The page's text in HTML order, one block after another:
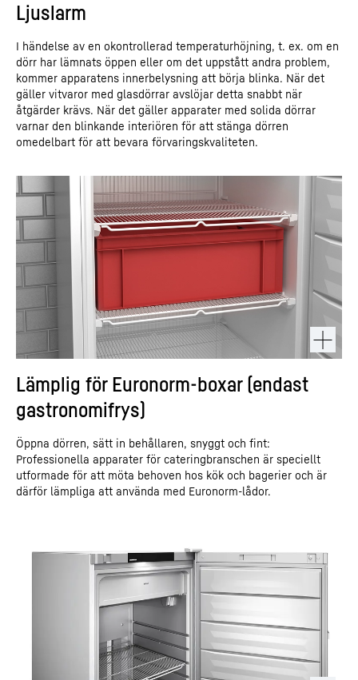
Ljuslarm
I händelse av en okontrollerad temperaturhöjning, t. ex. om en
dörr har lämnats öppen eller om det uppstått andra problem,
kommer apparatens innerbelysning att börja blinka. När det
gäller vitvaror med glasdörrar avslöjar detta snabbt när
åtgärder krävs. När det gäller apparater med solida dörrar
varnar den blinkande interiören för att stänga dörren
omedelbart för att bevara förvaringskvaliteten.
Lämplig för Euronorm-boxar (endast
gastronomifrys)
Öppna dörren, sätt in behållaren, snyggt och fint:
Professionella apparater för cateringbranschen är speciellt
utformade för att möta behoven hos kök och bagerier och är
därför lämpliga att använda med Euronorm-lådor.